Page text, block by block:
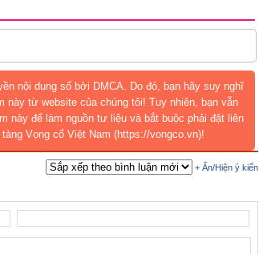
nội dung số bởi DMCA. Do đó, bạn hãy suy nghĩ
từ website của chúng tôi! Tuy nhiên, bạn vẫn
này để làm nguồn tư liệu và bắt buộc phải đặt liên
Vọng cổ Việt Nam (https://vongco.vn)!